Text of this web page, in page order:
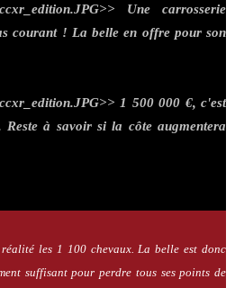
>> Une carrosserie
courant ! La belle en offre pour son
>> 1 500 000 €, c'est
à savoir si la côte augmentera
réalité les 1 100 chevaux. La belle est donc
suffisant pour perdre tous ses points de